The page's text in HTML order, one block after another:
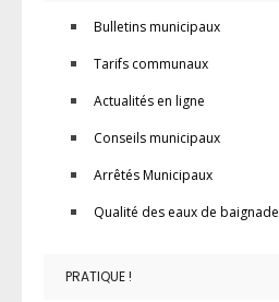
Bulletins municipaux
Tarifs communaux
Actualités en ligne
Conseils municipaux
Arrêtés Municipaux
Qualité des eaux de baignade
PRATIQUE !